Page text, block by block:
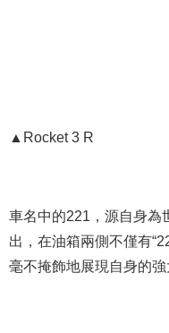
▲Rocket 3 R
車名中的221，源自身為
出，在油箱兩側不僅有
毫不掩飾地展現自身的強